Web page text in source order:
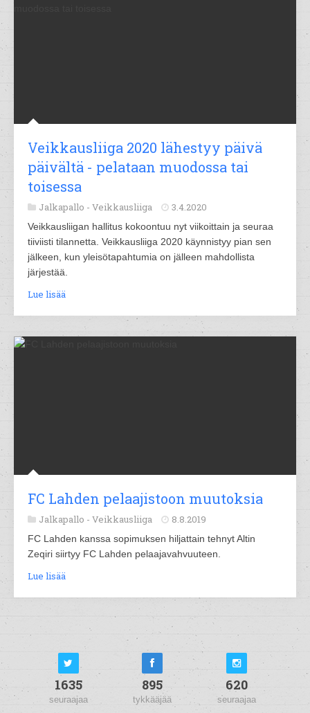
Veikkausliiga 2020 lähestyy päivä
päivältä - pelataan muodossa tai
toisessa
Jalkapallo - Veikkausliiga 3.4.2020
Veikkausliigan hallitus kokoontuu nyt viikoittain ja seuraa
tiiviisti tilannetta. Veikkausliiga 2020 käynnistyy pian sen
jälkeen, kun yleisötapahtumia on jälleen mahdollista
järjestää.
Lue lisää
FC Lahden pelaajistoon muutoksia
Jalkapallo - Veikkausliiga 8.8.2019
FC Lahden kanssa sopimuksen hiljattain tehnyt Altin
Zeqiri siirtyy FC Lahden pelaajavahvuuteen.
Lue lisää
1635
seuraajaa
895
tykkääjää
620
seuraajaa